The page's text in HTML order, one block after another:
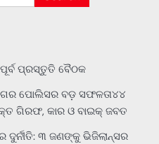
ପୂର୍ବ ପ୍ରସ୍ତୁତି ବୈଠକ
ପୋଲିସର ବଡ଼ ସଫଳତା୪୪
ଗିରଫ, କାର ଓ ବାଇକ୍ ଜବତ
ଦୁର୍ନୀତି: ୩ ଜଣଙ୍କୁ ଭିଜିଲାନ୍ସର